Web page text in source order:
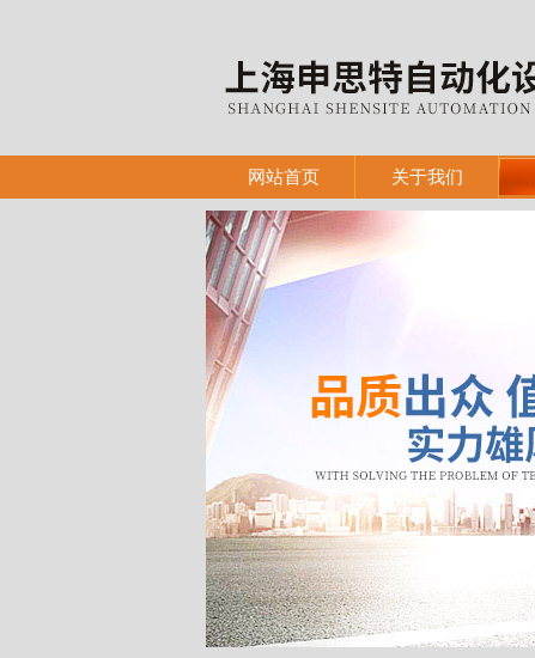
上海申思特自动化设备有限公司
网站首页 关于我们